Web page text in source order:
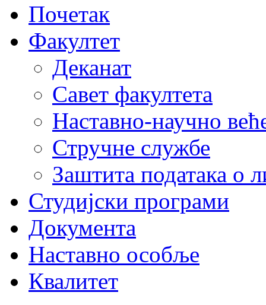
Почетак
Факултет
Деканат
Савет факултета
Наставно-научно
Стручне службе
Заштита података о
Студијски програми
Документа
Наставно особље
Квалитет